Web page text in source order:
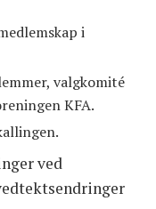
i
valgkomité
KFA.
ved